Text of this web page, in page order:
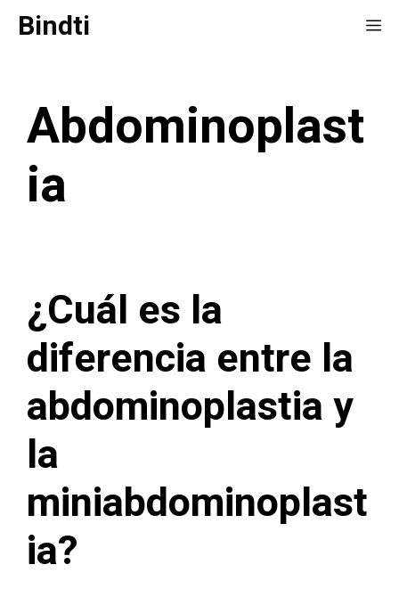
SaltarBindti
Abdominoplast
ia
¿Cuál es la
diferencia entre la
abdominoplastia y
la
miniabdominoplast
ia?